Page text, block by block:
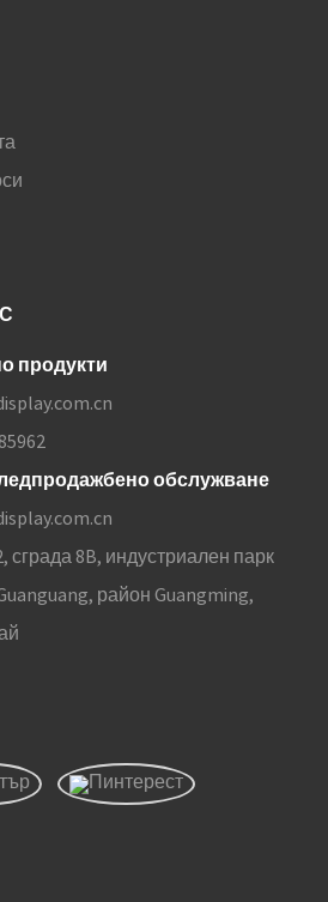
продукти
обслужване
сграда 8B, индустриален парк
район Guangming,